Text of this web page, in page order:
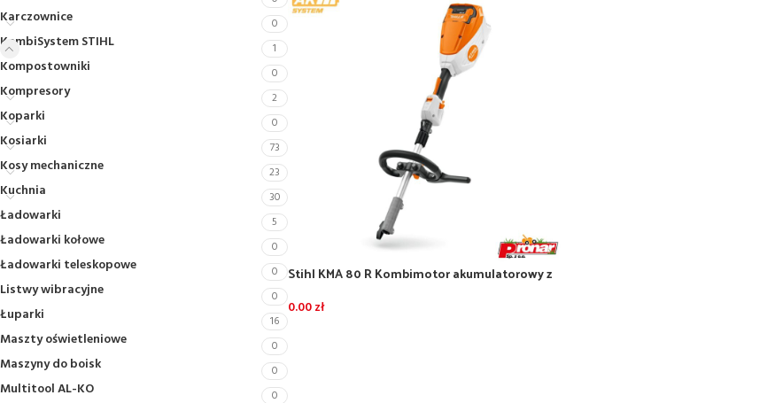
Karczownice 0
KombiSystem STIHL 1
Kompostowniki 0
Kompresory 2
Koparki 0
Kosiarki 73
Kosy mechaniczne 23
Kuchnia 30
Ładowarki 5
Ładowarki kołowe 0
Ładowarki teleskopowe 0
Listwy wibracyjne 0
Łuparki 16
Maszty oświetleniowe 0
Maszyny do boisk 0
Multitool AL-KO 0
Stihl KMA 80 R Kombimotor akumulatorowy z
0.00zł